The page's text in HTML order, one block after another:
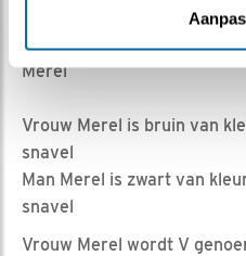
Luister weer goed naar de
Merel
Vrouw Merel is bruin van
snavel
Man Merel is zwart van
snavel
Vrouw Merel wordt V